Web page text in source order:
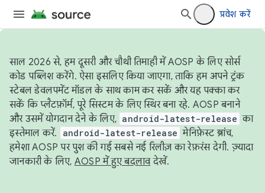
प्रवेश करें
साल 2026 से, हम दूसरी और चौथी तिमाही में AOSP के लिए सोर्स
कोड पब्लिश करेंगे. ऐसा इसलिए किया जाएगा, ताकि हम अपने ट्रंक
स्टेबल डेवलपमेंट मॉडल के साथ काम कर सकें और यह पक्का कर
सकें कि प्लैटफ़ॉर्म, पूरे सिस्टम के लिए स्थिर बना रहे. AOSP बनाने
और उसमें योगदान देने के लिए, android-latest-release का
इस्तेमाल करें.
android-latest-release मेनिफ़ेस्ट ब्रांच,
हमेशा AOSP पर पुश की गई सबसे नई रिलीज़ का रेफ़रंस देगी. ज़्यादा
जानकारी के लिए, AOSP में हुए बदलावदेखें.